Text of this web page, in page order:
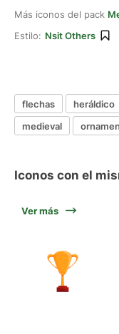
Más iconos del pack
Estilo: Nsit Others
flechas heráldico
medieval
Iconos con el
Ver más